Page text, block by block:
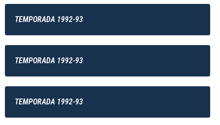
TEMPORADA 1992-93
TEMPORADA 1992-93
TEMPORADA 1992-93